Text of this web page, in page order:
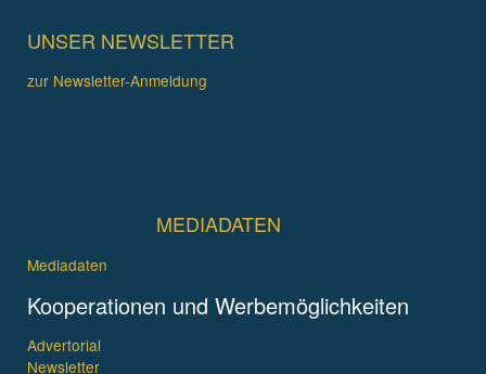
UNSER NEWSLETTER
zur Newsletter-Anmeldung
MEDIADATEN
Mediadaten
Kooperationen und Werbemöglichkeiten
Advertorial
Newsletter